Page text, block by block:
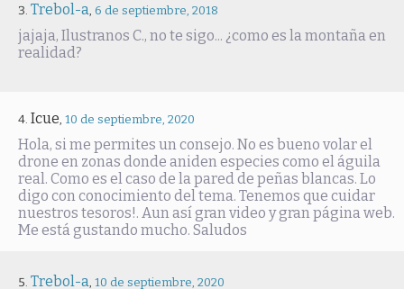
Trebol-a, 6 de septiembre, 2018
jajaja, Ilustranos C., no te sigo... ¿como es la montaña en
realidad?
Icue, 10 de septiembre, 2020
Hola, si me permites un consejo. No es bueno volar el
drone en zonas donde aniden especies como el águila
real. Como es el caso de la pared de peñas blancas. Lo
digo con conocimiento del tema. Tenemos que cuidar
nuestros tesoros!. Aun así gran video y gran página web.
Me está gustando mucho. Saludos
Trebol-a, 10 de septiembre, 2020